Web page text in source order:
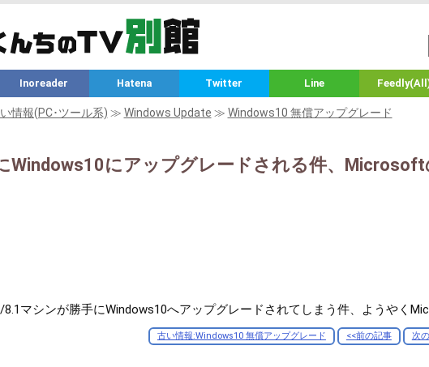
Inoreader Hatena Twitter Line
情報(PC･ツール系) ≫ Windows Update ≫ Windows10 無償アップグレード
Windows10にアップグレードされる件、
8.1マシンが勝手にWindows10へアップグレードされてしまう件、ようやく
古い情報:Windows10 無償アップグレード <<前の記事 次